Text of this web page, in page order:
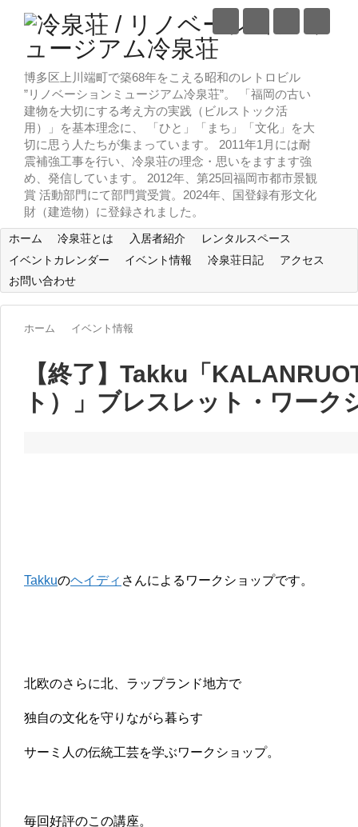
博多区上川端町で築68年をこえる昭和のレトロビル
”リノベーションミュージアム冷泉荘”。 「福岡の古い
建物を大切にする考え方の実践（ビルストック活
用）」を基本理念に、 「ひと」「まち」「文化」を大
切に思う人たちが集まっています。 2011年1月には耐
震補強工事を行い、冷泉荘の理念・思いをますます強
め、発信しています。 2012年、第25回福岡市都市景観
賞 活動部門にて部門賞受賞。2024年、国登録有形文化
財（建造物）に登録されました。
ホーム 冷泉荘とは 入居者紹介
レンタルスペース
イベントカレンダー
イベント情報 冷泉荘日記
アクセス
お問い合わせ
ホーム イベント情報
【終了】Takku「
ト）」ブレスレット・ワーク
Takkuのヘイディ さんによるワークショップです。
北欧のさらに北、ラップランド地方で
独自の文化を守りながら暮らす
サーミ人の伝統工芸を学ぶワークショップ。
毎回好評のこの講座。